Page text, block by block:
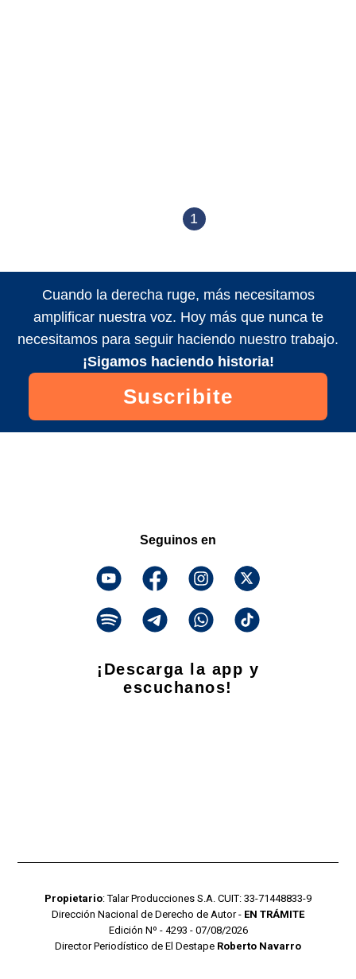
1
Cuando la derecha ruge, más necesitamos
amplificar nuestra voz. Hoy más que nunca te
necesitamos para seguir haciendo nuestro trabajo.
¡Sigamos haciendo historia!
Suscribite
Seguinos en
¡Descarga la app y
escuchanos!
Propietario: Talar Producciones S.A. CUIT: 33-71448833-9
Dirección Nacional de Derecho de Autor - EN TRÁMITE
Edición Nº - 4293 - 07/08/2026
Director Periodístico de El Destape Roberto Navarro